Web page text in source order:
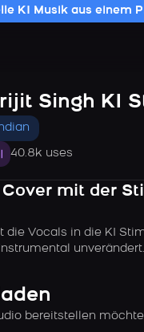
KI Musik aus einem
Singh KI
40.8k uses
mit der
die Vocals in die KI
unverändert.
bereitstellen